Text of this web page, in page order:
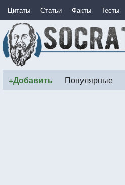
Цитаты Статьи Факты Тесты
+Добавить Популярные